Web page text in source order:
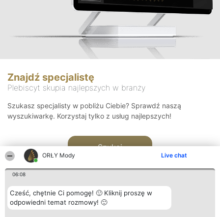
ORŁY Mody Live chat
06:08
Cześć, chętnie Ci pomogę! 🙂 Kliknij proszę w
odpowiedni temat rozmowy! 🙂
Znajdź specjalistę
Plebiscyt skupia najlepszych w branży
Szukasz specjalisty w pobliżu Ciebie? Sprawdź naszą
wyszukiwarkę. Korzystaj tylko z usług najlepszych!
Szukaj